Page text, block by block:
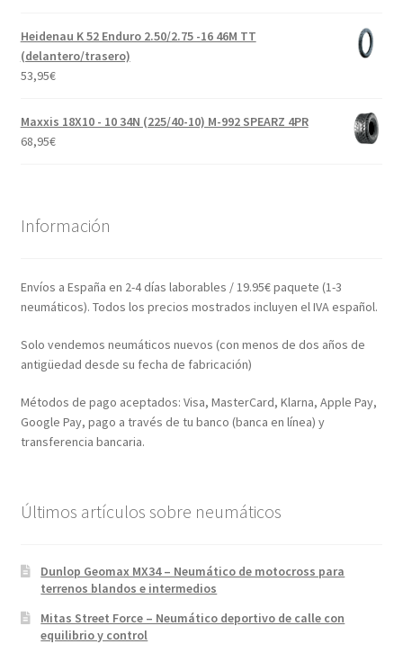
Heidenau K 52 Enduro 2.50/2.75 -16 46M TT
(delantero/trasero)
53,95€
Maxxis 18X10 - 10 34N (225/40-10) M-992 SPEARZ 4PR
68,95€
Información
Envíos a España en 2-4 días laborables / 19.95€ paquete (1-3
neumáticos). Todos los precios mostrados incluyen el IVA español.
Solo vendemos neumáticos nuevos (con menos de dos años de
antigüedad desde su fecha de fabricación)
Métodos de pago aceptados: Visa, MasterCard, Klarna, Apple Pay,
Google Pay, pago a través de tu banco (banca en línea) y
transferencia bancaria.
Últimos artículos sobre neumáticos
Dunlop Geomax MX34 – Neumático de motocross para
terrenos blandos e intermedios
Mitas Street Force – Neumático deportivo de calle con
equilibrio y control